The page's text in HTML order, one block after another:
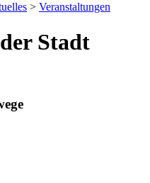
> Veranstaltungen
Stadt